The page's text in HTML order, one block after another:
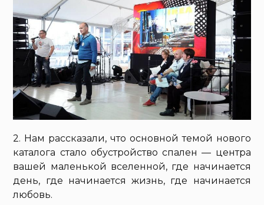
2. Нам рассказали, что основной темой нового
каталога стало обустройство спален — центра
вашей маленькой вселенной, где начинается
день, где начинается жизнь, где начинается
любовь.